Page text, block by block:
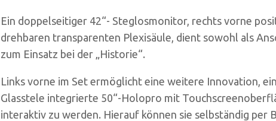
Ein doppelseitiger 42“- Steglosmonitor, rechts vorne
drehbaren transparenten Plexisäule, dient sowohl als
zum Einsatz bei der „Historie“.
Links vorne im Set ermöglicht eine weitere Innovation,
Glasstele integrierte 50“-Holopro mit
interaktiv zu werden. Hierauf können sie selbständig per